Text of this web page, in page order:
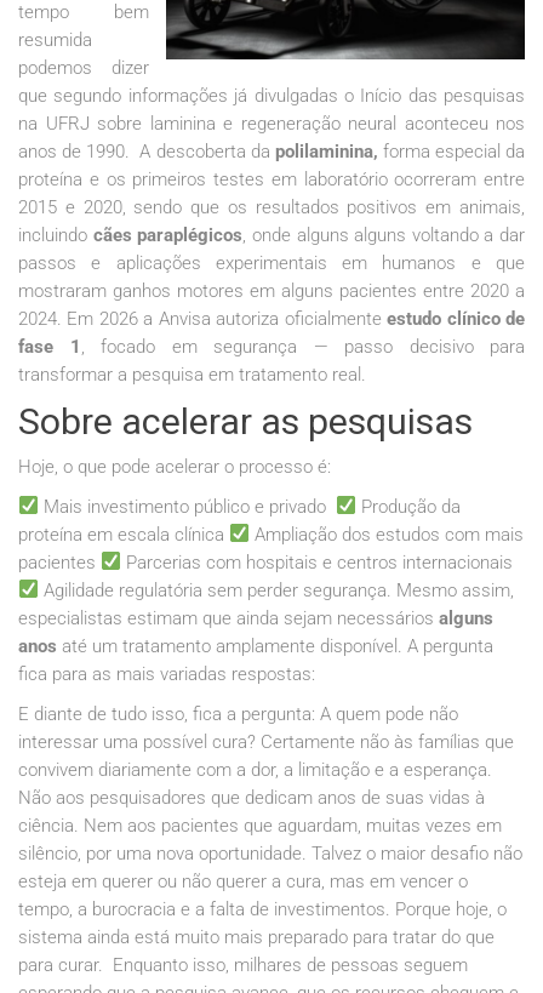
tempo bem
resumida
podemos dizer
que segundo informações já divulgadas o Início das pesquisas
na UFRJ sobre laminina e regeneração neural aconteceu nos
anos de 1990. A descoberta da polilaminina, forma especial da
proteína e os primeiros testes em laboratório ocorreram entre
2015 e 2020, sendo que os resultados positivos em animais,
incluindo cães paraplégicos, onde alguns alguns voltando a dar
passos e aplicações experimentais em humanos e que
mostraram ganhos motores em alguns pacientes entre 2020 a
2024. Em 2026 a Anvisa autoriza oficialmenteestudo clínico de
fase 1 , focado em segurança — passo decisivo para
transformar a pesquisa em tratamento real.
Sobre acelerar as pesquisas
Hoje, o que pode acelerar o processo é:
Mais investimento público e privado
Produção da
proteína em escala clínica
Ampliação dos estudos com mais
pacientes
Parcerias com hospitais e centros internacionais
Agilidade regulatória sem perder segurança. Mesmo assim,
especialistas estimam que ainda sejam necessários alguns
anos até um tratamento amplamente disponível. A pergunta
fica para as mais variadas respostas:
E diante de tudo isso, fica a pergunta: A quem pode não
interessar uma possível cura? Certamente não às famílias que
convivem diariamente com a dor, a limitação e a esperança.
Não aos pesquisadores que dedicam anos de suas vidas à
ciência. Nem aos pacientes que aguardam, muitas vezes em
silêncio, por uma nova oportunidade. Talvez o maior desafio não
esteja em querer ou não querer a cura, mas em vencer o
tempo, a burocracia e a falta de investimentos. Porque hoje, o
sistema ainda está muito mais preparado para tratar do que
para curar. Enquanto isso, milhares de pessoas seguem